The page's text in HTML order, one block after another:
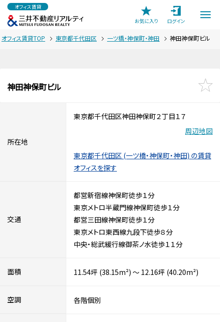
オフィス賃貸
お気に入り
ログイン
オフィス賃貸TOP 東京都千代田区 一ツ橋・神保町・神田 神田神保町ビル
神田神保町ビル
所在地
東京都千代田区神田神保町２丁目１７
周辺地図
東京都千代田区 (一ツ橋・神保町・神田) の賃貸
オフィスを探す
交通
都営新宿線神保町徒歩１分
東京メトロ半蔵門線神保町徒歩１分
都営三田線神保町徒歩１分
東京メトロ東西線九段下徒歩８分
中央・総武緩行線御茶ノ水徒歩１１分
面積 11.54坪 (38.15m²) ～ 12.16坪 (40.20m²)
空調 各階個別